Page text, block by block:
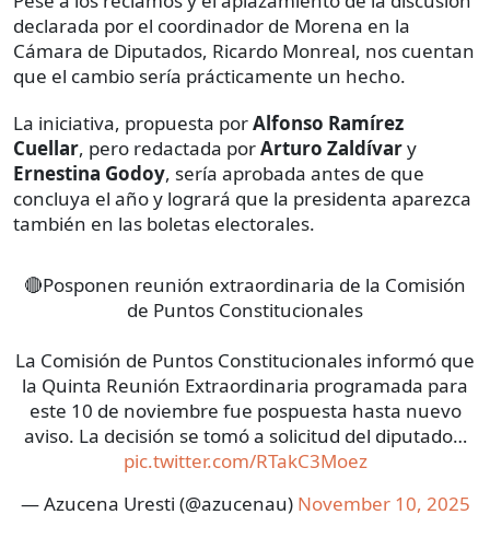
declarada por el coordinador de Morena en la
Cámara de Diputados, Ricardo Monreal, nos cuentan
que el cambio sería prácticamente un hecho.
La iniciativa, propuesta porAlfonso Ramírez
Cuellar, pero redactada porArturo Zaldívary
Ernestina Godoy, sería aprobada antes de que
concluya el año y logrará que la presidenta aparezca
también en las boletas electorales.
🔴Posponen reunión extraordinaria de la Comisión
de Puntos Constitucionales
La Comisión de Puntos Constitucionales informó que
la Quinta Reunión Extraordinaria programada para
este 10 de noviembre fue pospuesta hasta nuevo
aviso. La decisión se tomó a solicitud del diputado…
pic.twitter.com/RTakC3Moez
— Azucena Uresti (@azucenau) November 10, 2025